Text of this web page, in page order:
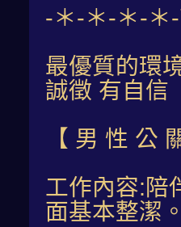
-＊-＊-＊-＊
最優質的環
誠徵 有自
【 男 性 公
工作內容:陪
面基本整潔